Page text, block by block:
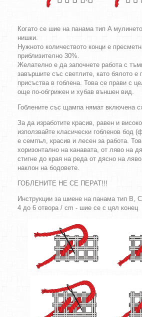
Когато се шие на панама тип A
нишки.
Нужното количеството конци е
приблизително 30%.
Желателно е да започнете работа с
завършите със светлите, като бялото е
присъства в гоблена. Това се прави с
още по-обгрижен и хубав външен вид.
Гоблените със щампа нямат включена
За да изработите красив, равен и
използвайте класически гобленов бод
е семпъл, красив и лесен за работа.
хоризонтално на канавата, от ляво на
стигне до края на реда от дясно на
наклон на бодовете.
ГОБЛЕНИТЕ НЕ СЕ ПЕРАТ!!!
Инструкции за шиене на панама тип B,
4 до 6 отвора / cm - шие се с цял конец